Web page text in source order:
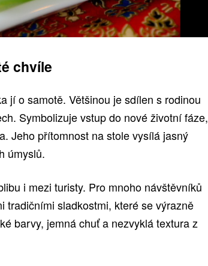
chvíle
jí o samotě. Většinou je sdílen s rodinou
Symbolizuje vstup do nové životní fáze,
Jeho přítomnost na stole vysílá jasný
úmyslů.
i mezi turisty. Pro mnoho návštěvníků
tradičními sladkostmi, které se výrazně
barvy, jemná chuť a nezvyklá textura z